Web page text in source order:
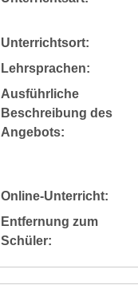
Unterrichtsort:
Lehrsprachen:
Ausführliche
Beschreibung des
Angebots:
Online-Unterricht:
Entfernung zum
Schüler: